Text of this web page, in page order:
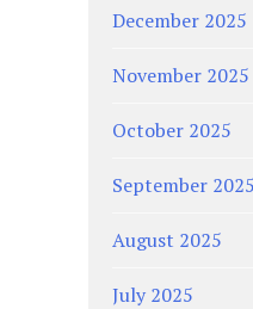
December 2025
November 2025
October 2025
September 2025
August 2025
July 2025